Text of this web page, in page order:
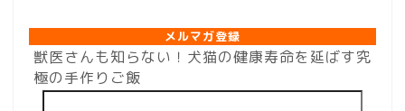
メルマガ登録
獣医さんも知らない！犬猫の健康寿命を延ばす究
極の手作りご飯